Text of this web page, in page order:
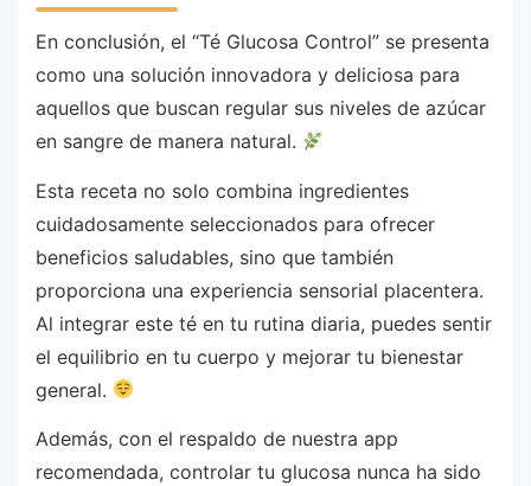
En conclusión, el “Té Glucosa Control” se presenta
como una solución innovadora y deliciosa para
aquellos que buscan regular sus niveles de azúcar
en sangre de manera natural.
Esta receta no solo combina ingredientes
cuidadosamente seleccionados para ofrecer
beneficios saludables, sino que también
proporciona una experiencia sensorial placentera.
Al integrar este té en tu rutina diaria, puedes sentir
el equilibrio en tu cuerpo y mejorar tu bienestar
general.
Además, con el respaldo de nuestra app
recomendada, controlar tu glucosa nunca ha sido